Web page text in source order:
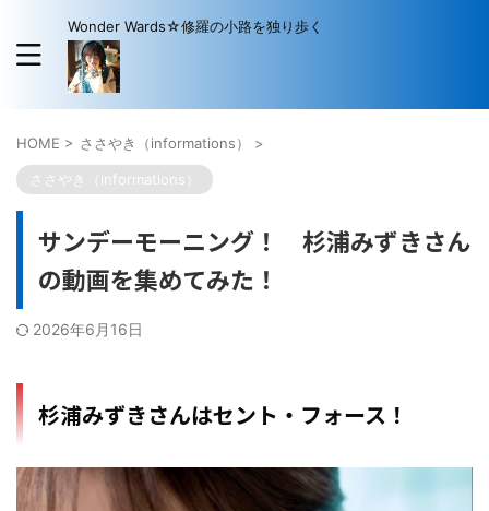
Wonder Wards☆修羅の小路を独り歩く
HOME > ささやき（informations） >
ささやき（informations）
サンデーモーニング！ 杉浦みずきさん
の動画を集めてみた！
2026年6月16日
杉浦みずきさんはセント・フォース！